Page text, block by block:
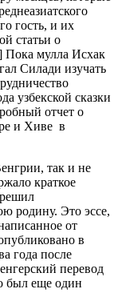
гость, и их
статьи о
Пока мулла Исхак
Силади изучать
узбекской сказки
отчет о
и Хиве в
так и не
краткое
родину. Это эссе,
от
в
года после
перевод
был еще один